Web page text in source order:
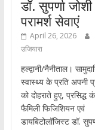
डॉ. सुपर्णा
परामर्श सेवाएं
April 26, 2026
उजियारा
हल्द्वानी/नैनीताल।
स्वास्थ्य के प्रति अपनी
को दोहराते हुए, प्रसिद्ध
फैमिली फिजिशियन एवं
डायबिटोलॉजिस्ट डॉ.